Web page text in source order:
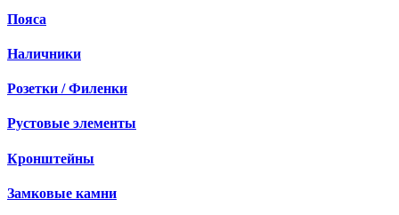
Пояса
Наличники
Розетки / Филенки
Рустовые элементы
Кронштейны
Замковые камни